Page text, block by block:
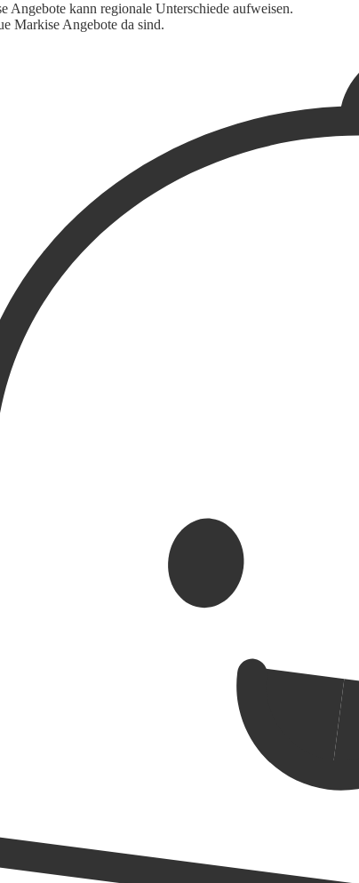
Angebote kann regionale Unterschiede aufweisen.
Markise Angebote da sind.